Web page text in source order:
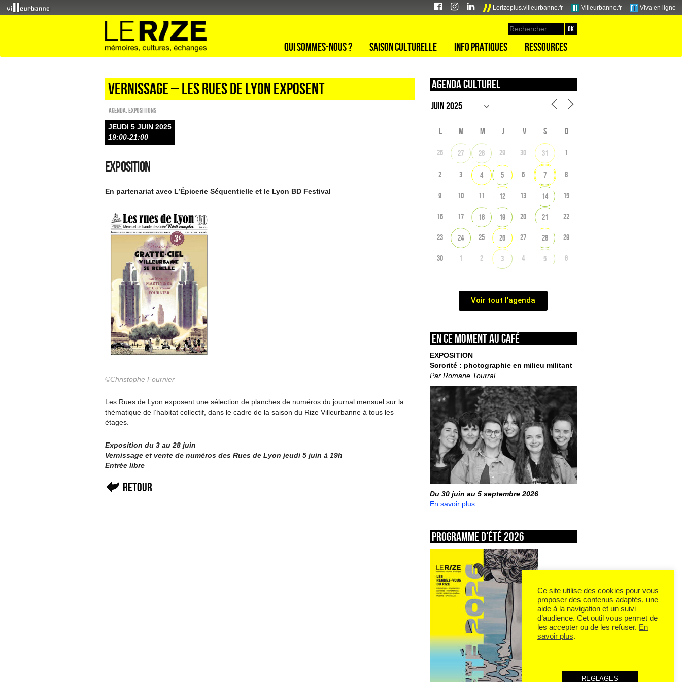
Lerizeplus.villeurbanne.fr Villeurbanne.fr Viva en ligne
Qui sommes-nous ? Saison culturelle Info pratiques Ressources
Vernissage – LES RUES DE LYON EXPOSENT
_Agenda EXPOSITIONS
JEUDI 5 JUIN 2025
19:00-21:00
Exposition
En partenariat avec L’Épicerie Séquentielle et le Lyon BD Festival
©Christophe Fournier
Les Rues de Lyon exposent une sélection de planches de numéros du journal mensuel sur la
thématique de l’habitat collectif, dans le cadre de la saison du Rize Villeurbanne à tous les
étages.
Exposition du 3 au 28 juin
Vernissage et vente de numéros des Rues de Lyon jeudi 5 juin à 19h
Entrée libre
Retour
Agenda culturel
L M M J V S D
26 27 28 29 30 31 1
2 3 4 5 6 7 8
9 10 11 12 13 14 15
16 17 18 19 20 21 22
23 24 25 26 27 28 29
30 1 2 3 4 5 6
Voir tout l'agenda
En ce moment au café
EXPOSITION
Sororité : photographie en milieu militant
Par Romane Tourral
Du 30 juin au 5 septembre 2026
En savoir plus
Programme d’été 2026
Ce site utilise des cookies pour vous
proposer des contenus adaptés, une
aide à la navigation et un suivi
d’audience. Cet outil vous permet de
les accepter ou de les refuser. En
savoir plus.
REGLAGES